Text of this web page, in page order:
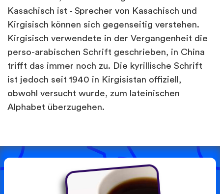
Kasachisch ist - Sprecher von Kasachisch und
Kirgisisch können sich gegenseitig verstehen.
Kirgisisch verwendete in der Vergangenheit die
perso-arabischen Schrift geschrieben, in China
trifft das immer noch zu. Die kyrillische Schrift
ist jedoch seit 1940 in Kirgisistan offiziell,
obwohl versucht wurde, zum lateinischen
Alphabet überzugehen.